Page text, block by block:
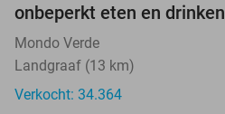
onbeperkt eten en drinken
Mondo Verde
Landgraaf (13 km)
Verkocht: 34.364